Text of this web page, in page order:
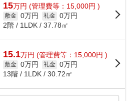
15万円 (管理費等：15,000円 )
敷金 0万円 礼金 0万円
2階 / 1LDK / 37.78㎡
15.1万円 (管理費等：15,000円 )
敷金 0万円 礼金 0万円
13階 / 1LDK / 30.72㎡